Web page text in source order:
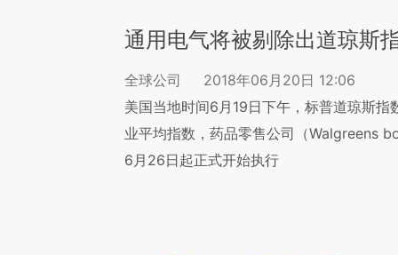
通用电气将被剔除出道琼斯
全球公司
2018年06月20日 12:06
美国当地时间6月19日下午，标普道琼斯
业平均指数，药品零售公司（Walgreens
6月26日起正式开始执行